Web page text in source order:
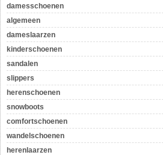
damesschoenen
algemeen
dameslaarzen
kinderschoenen
sandalen
slippers
herenschoenen
snowboots
comfortschoenen
wandelschoenen
herenlaarzen